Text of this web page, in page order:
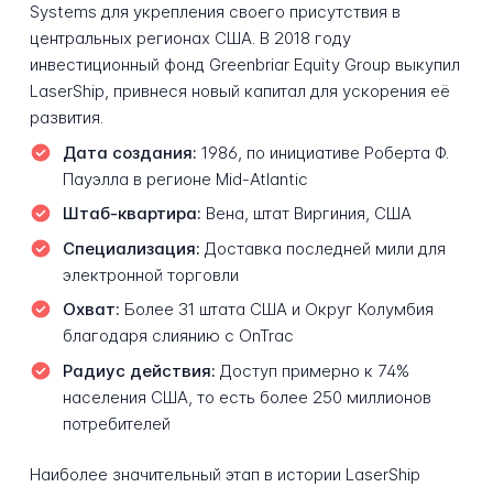
Systems для укрепления своего присутствия в
центральных регионах США. В 2018 году
инвестиционный фонд Greenbriar Equity Group выкупил
LaserShip, привнеся новый капитал для ускорения её
развития.
Дата создания: 1986, по инициативе Роберта Ф.
Пауэлла в регионе Mid-Atlantic
Штаб-квартира: Вена, штат Виргиния, США
Специализация: Доставка последней мили для
электронной торговли
Охват: Более 31 штата США и Округ Колумбия
благодаря слиянию с OnTrac
Радиус действия: Доступ примерно к 74%
населения США, то есть более 250 миллионов
потребителей
Наиболее значительный этап в истории LaserShip